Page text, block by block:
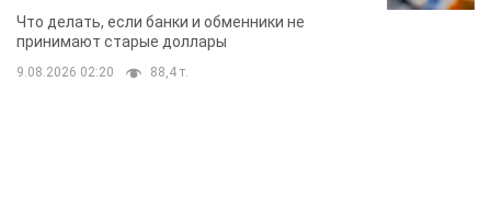
банки такие купюры
Что делать, если банки и обменники не
принимают старые доллары
9.08.2026 02:20 88,4 т.